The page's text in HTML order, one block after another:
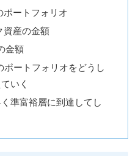
ポートフォリオ
資産の金額
金額
ートフォリオをどうし
いく
準富裕層に到達してし